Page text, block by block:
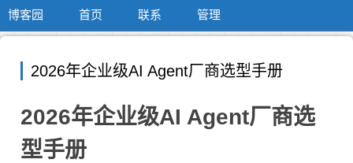
博客园 首页 联系 管理
2026年企业级AI Agent厂商选型手册
2026年企业级AI Agent厂商选
型手册